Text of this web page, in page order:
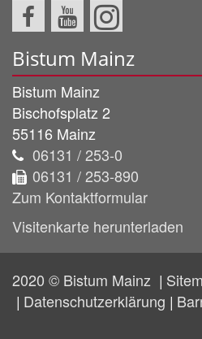
Bistum Mainz
Bistum Mainz
Bischofsplatz 2
55116 Mainz
06131 / 253-0
06131 / 253-890
Zum Kontaktformular
Visitenkarte herunterladen
2020 © Bistum Mainz
Datenschutzerklärung